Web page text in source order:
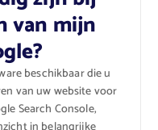
van mijn
beschikbaar die u
van uw website voor
Search Console,